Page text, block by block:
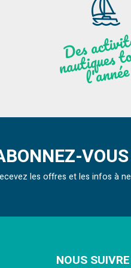
quesnée
les offres et les infos à
NOUS